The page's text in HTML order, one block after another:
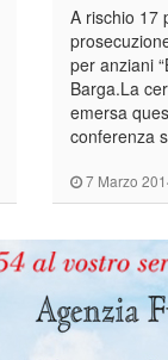
7 Marzo
A rischio 17
per anziani
Barga.La
emersa
conferenza